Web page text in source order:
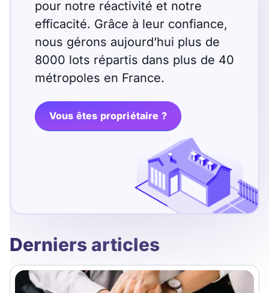
pour notre réactivité et notre
efficacité. Grâce à leur confiance,
nous gérons aujourd’hui plus de
8000 lots répartis dans plus de 40
métropoles en France.
Vous êtes propriétaire ?
Derniers articles